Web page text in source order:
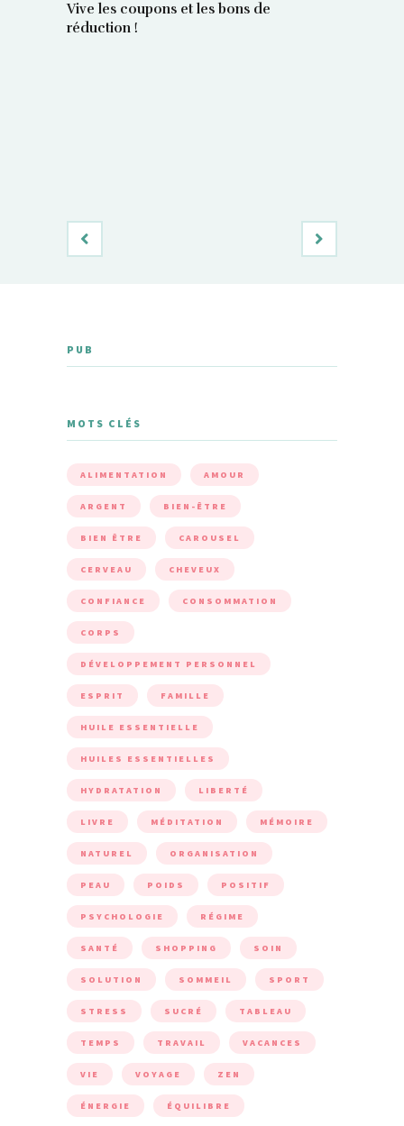
Vive les coupons et les bons de
réduction !
PUB
MOTS CLÉS
ALIMENTATION AMOUR
ARGENT BIEN-ÊTRE
BIEN ÊTRE CAROUSEL
CERVEAU CHEVEUX
CONFIANCE CONSOMMATION
CORPS
DÉVELOPPEMENT PERSONNEL
ESPRIT FAMILLE
HUILE ESSENTIELLE
HUILES ESSENTIELLES
HYDRATATION LIBERTÉ
LIVRE MÉDITATION MÉMOIRE
NATUREL ORGANISATION
PEAU POIDS POSITIF
PSYCHOLOGIE RÉGIME
SANTÉ SHOPPING SOIN
SOLUTION SOMMEIL SPORT
STRESS SUCRÉ TABLEAU
TEMPS TRAVAIL VACANCES
VIE VOYAGE ZEN
ÉNERGIE ÉQUILIBRE